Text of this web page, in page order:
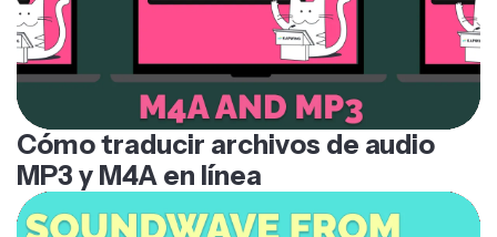
Cómo traducir archivos de audio
MP3 y M4A en línea